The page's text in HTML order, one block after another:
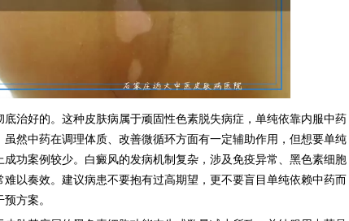
治好的。这种皮肤病属于顽固性色素脱失病症，单纯依靠内服中药
然中药在调理体质、改善微循环方面有一定辅助作用，但想要单纯
功案例较少。白癜风的发病机制复杂，涉及免疫异常、黑色素细胞
以奏效。建议病患不要抱有过高期望，更不要盲目单纯依赖中药而
方案。